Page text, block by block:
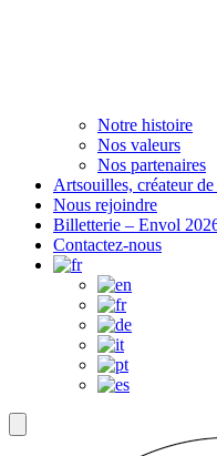
Notre histoire
Nos valeurs
Nos partenaires
Artsouilles, créateur
Nous rejoindre
Billetterie – Envol
Contactez-nous